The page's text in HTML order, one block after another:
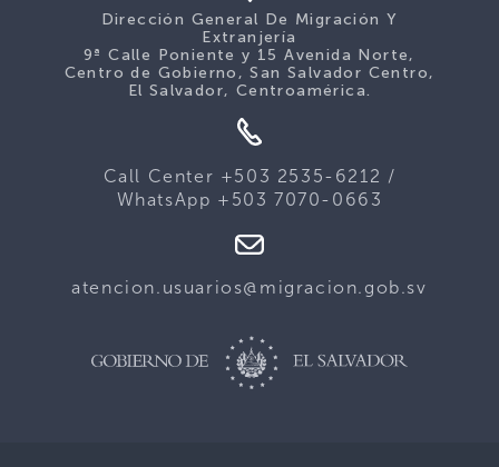
Dirección General De Migración Y
Extranjería
9ª Calle Poniente y 15 Avenida Norte,
Centro de Gobierno, San Salvador Centro,
El Salvador, Centroamérica.
Call Center +503 2535-6212 /
WhatsApp +503 7070-0663
atencion.usuarios@migracion.gob.sv